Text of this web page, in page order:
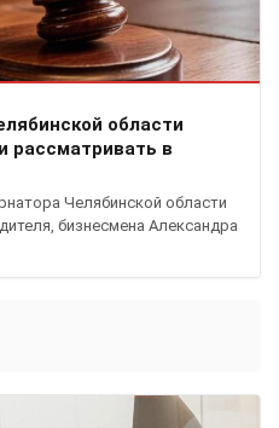
области
рассматривать в
Челябинской области
бизнесмена Александра